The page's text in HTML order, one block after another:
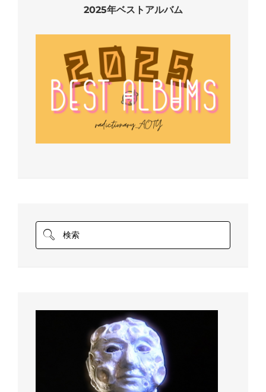
2025年ベストアルバム